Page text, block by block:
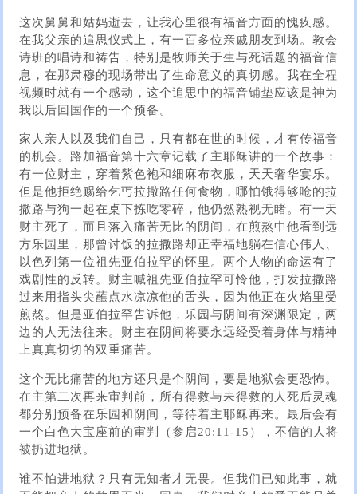
这次舅舅和姑妈逝去，让我心里很有福音方面的愧疚感。
在我父亲的追思仪式上，有一百多位亲戚朋友到场。教会
诗班的唱诗和祷告，特别是牧师关于生与死话题的福音信
息，在那肃穆的现场带出了生命意义的真切感。我在全程
视频时就有一个感动，这个追思中的福音铺垫应该是神为
我以后回国作的一个预备。
家人亲人以及我们自己，只有都在世的时候，才有传福音
的机会。路加福音第十六章记载了主耶稣讲的一个故事：
有一位财主，穿着紫色袍和细麻布衣服，天天奢华宴乐。
但是他拒绝赐给乞丐拉撒路任何食物，哪怕饿得够呛的拉
撒路与狗一起在桌下拣吃零碎，他仍然熟视无睹。有一天
财主死了，而且落入痛苦无比的阴间，在煎熬中他看到远
方乐园里，那曾讨饭的拉撒路却正幸福地躺在信心伟人、
以色列第一位祖先亚伯拉罕的怀里。两个人物的命运有了
戏剧性的反转。财主喊祖先亚伯拉罕可怜他，打发拉撒路
过来用指头尖蘸点水凉凉他的舌头，因为他正在火焰里受
煎熬。但是亚伯拉罕告诉他，乐园与阴间有深渊限定，两
边的人无法往来。财主在阴间将要永远经受着身体与精神
上真真切切的双重痛苦。
这个无比痛苦的地方还只是个阴间，要是地狱会更恐怖。
在主第二次再来审判前，所有得救与未得救的人死后灵魂
都分别预备在乐园和阴间，等待着主耶稣再来。最后会有
一个白色大宝座前的审判（参启20:11-15），不信的人将
被扔进地狱。
谁不怕进地狱？只有无知者才无畏。但我们已知此事，就